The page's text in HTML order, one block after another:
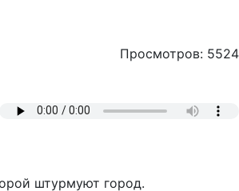
Просмотров: 5524
штурмуют город.